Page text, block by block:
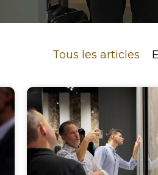
Tous les articles